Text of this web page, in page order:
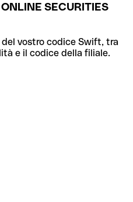
SECURITIES
vostro codice Swift, tra
e il codice della filiale.